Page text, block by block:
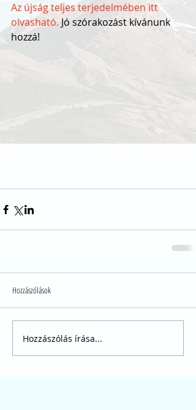
Az újság teljes terjedelmében itt
olvasható. Jó szórakozást kívánunk
hozzá!
Hozzászólások
Hozzászólás írása...